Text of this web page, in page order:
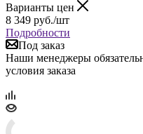
Варианты цен
8 349 руб./шт
Подробности
Под заказ
Наши менеджеры
условия заказа